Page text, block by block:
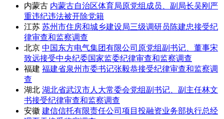
内蒙古 内蒙古自治区体育局原党组成员、副局长吴刚严
重违纪违法被开除党籍
江苏 苏州市住房和城乡建设局三级调研员陈建忠接受纪
律审查和监察调查
北京 中国东方电气集团有限公司原党组副书记、董事宋
致远接受中央纪委国家监委纪律审查和监察调查
福建 福建省泉州市委书记张毅恭接受纪律审查和监察调
查
湖北 湖北省武汉市人大常委会党组副书记、副主任林文
书接受纪律审查和监察调查
安徽 建信信托有限责任公司项目投融资业务部执行总经